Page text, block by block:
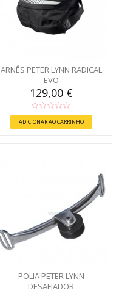
ARNÊS PETER LYNN RADICAL
EVO
129,00 €
ADICIONAR AO CARRINHO
POLIA PETER LYNN
DESAFIADOR